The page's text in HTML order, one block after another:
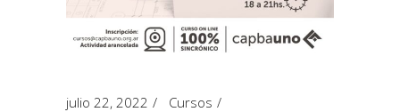
julio 22, 2022
Cursos